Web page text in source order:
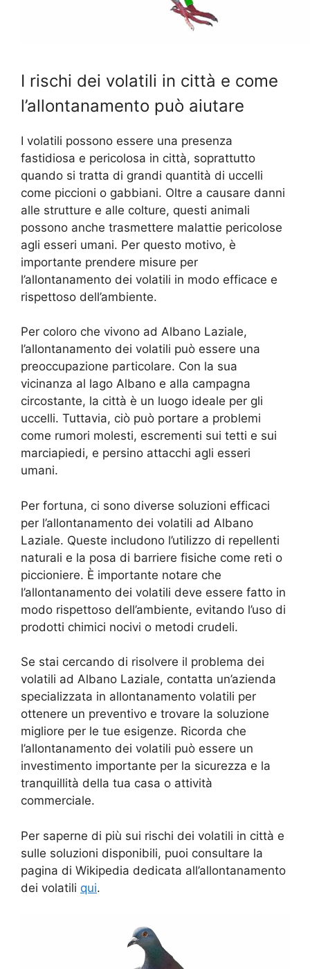
I rischi dei volatili in città e come
l’allontanamento può aiutare
I volatili possono essere una presenza
fastidiosa e pericolosa in città, soprattutto
quando si tratta di grandi quantità di uccelli
come piccioni o gabbiani. Oltre a causare danni
alle strutture e alle colture, questi animali
possono anche trasmettere malattie pericolose
agli esseri umani. Per questo motivo, è
importante prendere misure per
l’allontanamento dei volatili in modo efficace e
rispettoso dell’ambiente.
Per coloro che vivono ad Albano Laziale,
l’allontanamento dei volatili può essere una
preoccupazione particolare. Con la sua
vicinanza al lago Albano e alla campagna
circostante, la città è un luogo ideale per gli
uccelli. Tuttavia, ciò può portare a problemi
come rumori molesti, escrementi sui tetti e sui
marciapiedi, e persino attacchi agli esseri
umani.
Per fortuna, ci sono diverse soluzioni efficaci
per l’allontanamento dei volatili ad Albano
Laziale. Queste includono l’utilizzo di repellenti
naturali e la posa di barriere fisiche come reti o
piccioniere. È importante notare che
l’allontanamento dei volatili deve essere fatto in
modo rispettoso dell’ambiente, evitando l’uso di
prodotti chimici nocivi o metodi crudeli.
Se stai cercando di risolvere il problema dei
volatili ad Albano Laziale, contatta un’azienda
specializzata in allontanamento volatili per
ottenere un preventivo e trovare la soluzione
migliore per le tue esigenze. Ricorda che
l’allontanamento dei volatili può essere un
investimento importante per la sicurezza e la
tranquillità della tua casa o attività
commerciale.
Per saperne di più sui rischi dei volatili in città e
sulle soluzioni disponibili, puoi consultare la
pagina di Wikipedia dedicata all’allontanamento
dei volatili qui.